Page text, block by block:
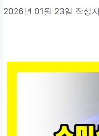
2026년 01월 23일 작성